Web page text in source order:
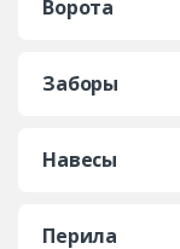
Ворота
Заборы
Навесы
Перила